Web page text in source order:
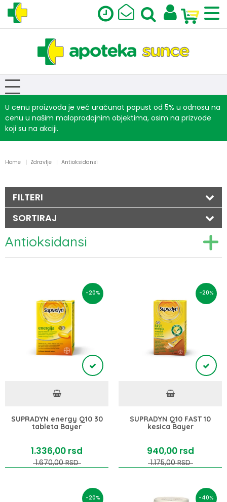
U cenu proizvoda je već uračunat popust od 5% u odnosu na
cenu u našim maloprodajnim objektima, osim na prizvode
koji su na akciji.
Home Zdravlje Antioksidansi
FILTERI
SORTIRAJ
Antioksidansi
-20%
SUPRADYN energy Q10 30
tableta Bayer
1.336,00 rsd
1.670,00 RSD
-20%
SUPRADYN Q10 FAST 10
kesica Bayer
940,00 rsd
1.175,00 RSD
-20% -40%